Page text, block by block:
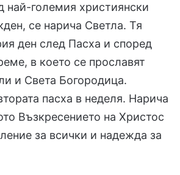
най-големия християнски
се нарича Светла. Тя
ден след Пасха и според
в което се прославят
и Света Богородица.
пасха в неделя. Нарича
Възкресението на Христос
за всички и надежда за